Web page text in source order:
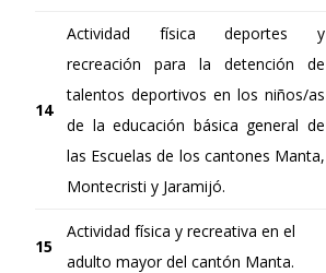
14
Actividad física deportes y
recreación para la detención de
talentos deportivos en los niños/as
de la educación básica general de
las Escuelas de los cantones Manta,
Montecristi y Jaramijó.
15
Actividad física y recreativa en el
adulto mayor del cantón Manta.